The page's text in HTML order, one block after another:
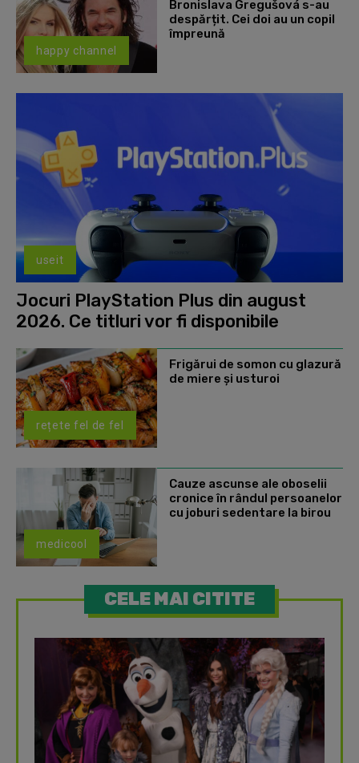
happy channel
Bronislava Gregušová s-au
despărțit. Cei doi au un copil
împreună
useit
Jocuri PlayStation Plus din august
2026. Ce titluri vor fi disponibile
rețete fel de fel
Frigărui de somon cu glazură
de miere și usturoi
medicool
Cauze ascunse ale oboselii
cronice în rândul persoanelor
cu joburi sedentare la birou
CELE MAI CITITE